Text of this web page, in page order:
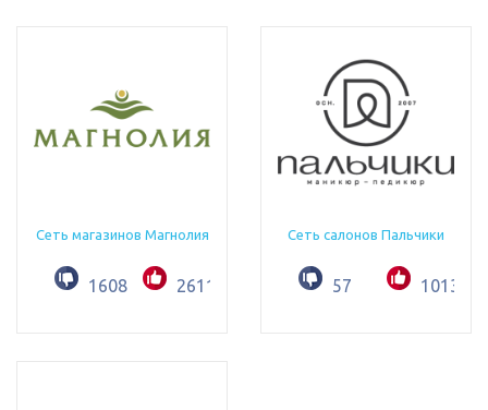
Сеть магазинов Магнолия
1608 2611
Сеть салонов Пальчики
57 1013